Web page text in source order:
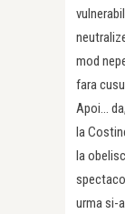
mod
fara
Apoi…
la
la
urma si-